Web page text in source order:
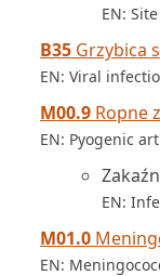
EN:
B35 Grzybica
EN: Viral
M00.9 Ropne
EN: Pyogenic
EN:
M01.0
EN: